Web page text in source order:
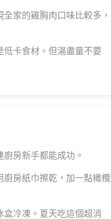
家的雞胸肉口味比較多，
卡食材。但湯盡量不要
房新手都能成功。
廚房紙巾擦乾，加一點橄欖
冷凍。夏天吃這個超消